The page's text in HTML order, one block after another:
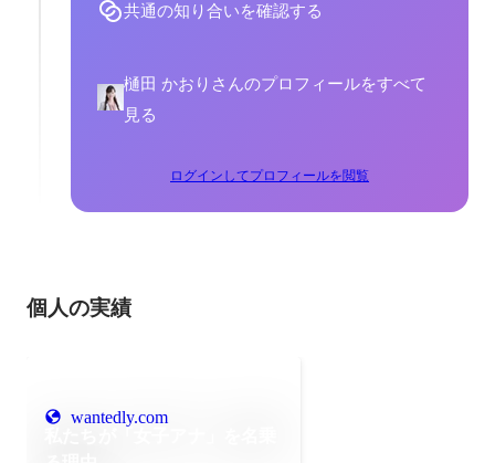
共通の知り合いを確認する
樋田 かおりさんのプロフィールをすべて
見る
ログインしてプロフィールを閲覧
個人の実績
wantedly.com